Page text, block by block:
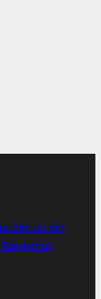
ist ein